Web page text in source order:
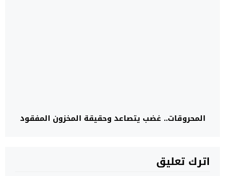
المحروقات.. غضب يتصاعد وحقيقة المخزون المفقود
اترك تعليق